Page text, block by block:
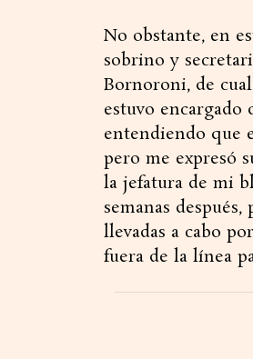
No obstante, en
sobrino y
Bornoroni, de
estuvo encargado
entendiendo que
pero me expresó
la jefatura de mi
semanas
llevadas a cabo
fuera de la línea